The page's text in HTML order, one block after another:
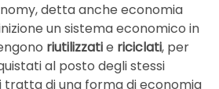
detta anche economia
un sistema economico in
riutilizzatie riciclati, per
al posto degli stessi
tratta di una forma di economia